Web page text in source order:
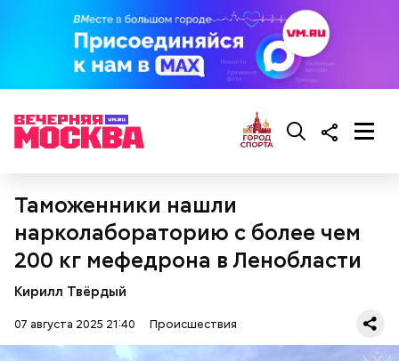
Таможенники нашли
нарколабораторию с более чем
200 кг мефедрона в Ленобласти
Кирилл Твёрдый
07 августа 2025 21:40 Происшествия
блогер заявил, что ни в чем не виновен и уже
погасил все долги перед налоговой на еще
большую сумму — 320 миллионов рублей.